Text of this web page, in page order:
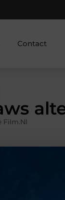
Contact
Film.nl